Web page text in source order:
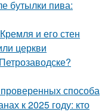
бутылки пива:
и его стен
церкви
способа
к 2025 году: кто